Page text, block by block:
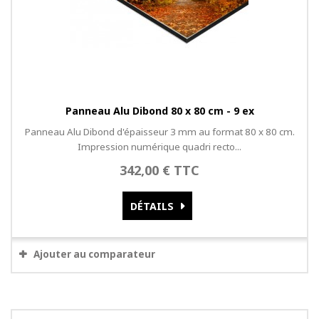
Panneau Alu Dibond 80 x 80 cm - 9 ex
Panneau Alu Dibond d'épaisseur 3 mm au format 80 x 80 cm.
Impression numérique quadri recto...
342,00 € TTC
DÉTAILS
Ajouter au comparateur